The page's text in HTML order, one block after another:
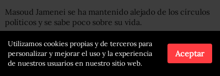
Masoud Jamenei se ha mantenido alejado de los círculos
políticos y se sabe poco sobre su vida.
Antes, había dirigido la oficina que supervisa las obras de
su padre, una institución que funciona como un brazo
clave de propaganda para el ayatolá Jamenei. También
Utilizamos cookies propias y de terceros para
personalizar y mejorar el uso y la experiencia
de nuestros usuarios en nuestro sitio web.
Aceptar